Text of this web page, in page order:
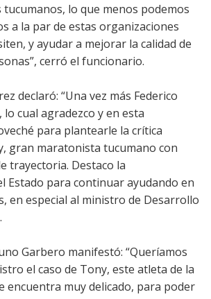
tucumanos, lo que menos podemos
a la par de estas organizaciones
y ayudar a mejorar la calidad de
cerró el funcionario.
declaró: “Una vez más Federico
lo cual agradezco y en esta
para plantearle la crítica
gran maratonista tucumano con
trayectoria. Destaco la
Estado para continuar ayudando en
en especial al ministro de Desarrollo
Garbero manifestó: “Queríamos
el caso de Tony, este atleta de la
encuentra muy delicado, para poder